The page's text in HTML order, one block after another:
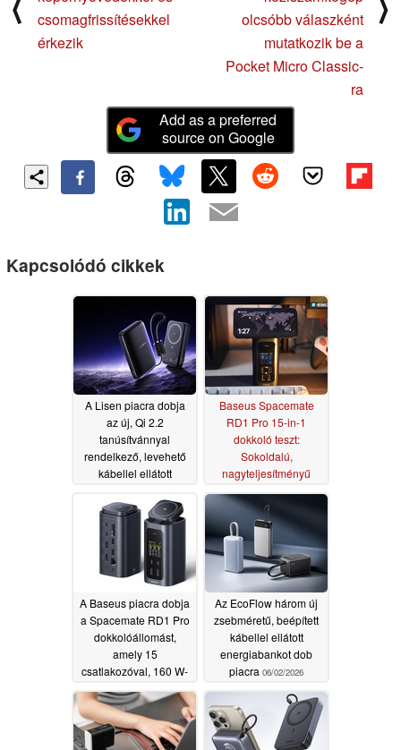
csomagfrissítésekkel
érkezik
olcsóbb válaszként
mutatkozik be a
Pocket Micro Classic-
ra
Add as a preferred
source on Google
Kapcsolódó cikkek
A Lisen piacra dobja
az új, Qi 2.2
tanúsítvánnyal
rendelkező, levehető
kábellel ellátott
akkumulátort 07/02/2026
Baseus Spacemate
RD1 Pro 15-in-1
dokkoló teszt:
Sokoldalú,
nagyteljesítményű
asztali kiegészítő, de a
MacBook-
felhasználókat
hátrányba hozza
06/16/2026
A Baseus piacra dobja
a Spacemate RD1 Pro
dokkolóállomást,
amely 15
csatlakozóval, 160 W-
os kimeneti
teljesítménnyel és Qi
2.2 vezeték nélküli
töltéssel rendelkezik
Az EcoFlow három új
zsebméretű, beépített
kábellel ellátott
energiabankot dob
piacra 06/02/2026